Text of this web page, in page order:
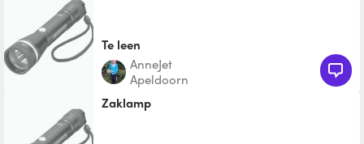
Te leen
AnneJet
Apeldoorn
zaklamp